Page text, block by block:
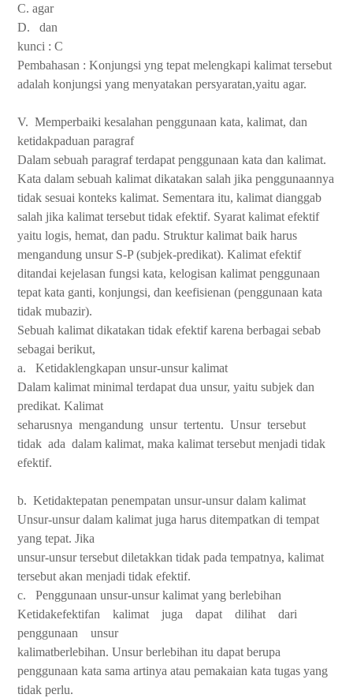
C. agar
D.
dan
kunci : C
Pembahasan : Konjungsi yng tepat melengkapi kalimat tersebut
adalah konjungsi yang menyatakan persyaratan,yaitu agar.
V. Memperbaiki kesalahan penggunaan kata, kalimat, dan
ketidakpaduan paragraf
Dalam sebuah paragraf terdapat penggunaan kata dan kalimat.
Kata dalam sebuah kalimat dikatakan salah jika penggunaannya
tidak sesuai konteks kalimat. Sementara itu, kalimat dianggab
salah jika kalimat tersebut tidak efektif. Syarat kalimat efektif
yaitu logis, hemat, dan padu. Struktur kalimat baik harus
mengandung unsur S-P (subjek-predikat). Kalimat efektif
ditandai kejelasan fungsi kata, kelogisan kalimat penggunaan
tepat kata ganti, konjungsi, dan keefisienan (penggunaan kata
tidak mubazir).
Sebuah kalimat dikatakan tidak efektif karena berbagai sebab
sebagai berikut,
a.
Ketidaklengkapan unsur-unsur kalimat
Dalam kalimat minimal terdapat dua unsur, yaitu subjek dan
predikat. Kalimat
seharusnya mengandung unsur tertentu. Unsur tersebut
tidak ada dalam kalimat, maka kalimat tersebut menjadi tidak
efektif.
b. Ketidaktepatan penempatan unsur-unsur dalam kalimat
Unsur-unsur dalam kalimat juga harus ditempatkan di tempat
yang tepat. Jika
unsur-unsur tersebut diletakkan tidak pada tempatnya, kalimat
tersebut akan menjadi tidak efektif.
c.
Penggunaan unsur-unsur kalimat yang berlebihan
Ketidakefektifan
kalimat juga dapat dilihat
dari
penggunaan
unsur
kalimatberlebihan. Unsur berlebihan itu dapat berupa
penggunaan kata sama artinya atau pemakaian kata tugas yang
tidak perlu.